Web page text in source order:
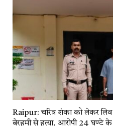
Raipur: चरित्र शंका को लेकर लिव
बेरहमी से हत्या, आरोपी 24 घण्टे के